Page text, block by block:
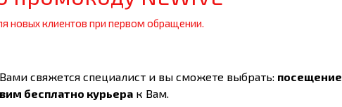
новых клиентов при первом обращении.
свяжется специалист и вы сможете выбрать: посещение
бесплатно курьера к Вам.